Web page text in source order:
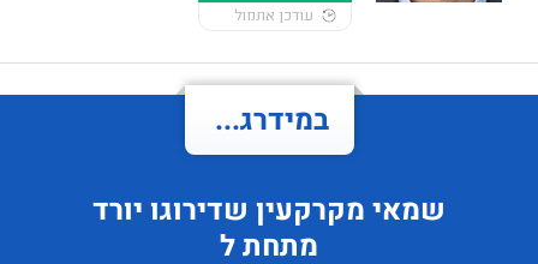
עודכן אתמול
במידרג...
שמאי מקרקעין שדירוגו יורד
מתחת ל